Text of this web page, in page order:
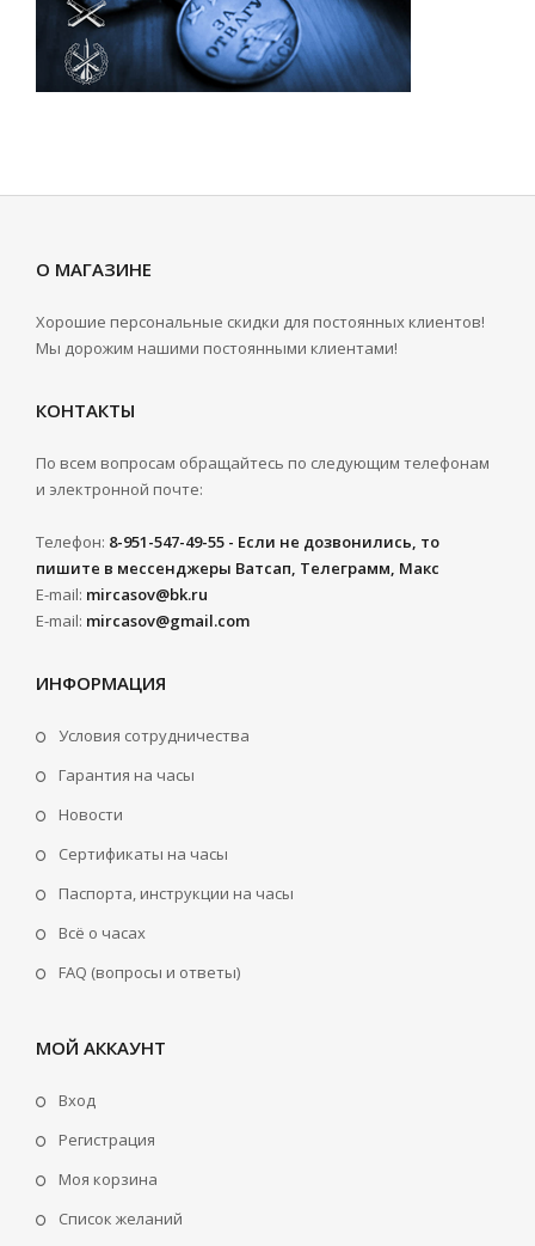
О МАГАЗИНЕ
Хорошие персональные скидки для постоянных клиентов!
Мы дорожим нашими постоянными клиентами!
КОНТАКТЫ
По всем вопросам обращайтесь по следующим телефонам
и электронной почте:
Телефон: 8-951-547-49-55 - Если не дозвонились, то
пишите в мессенджеры Ватсап, Телеграмм, Макс
E-mail: mircasov@bk.ru
E-mail: mircasov@gmail.com
ИНФОРМАЦИЯ
Условия сотрудничества
Гарантия на часы
Новости
Сертификаты на часы
Паспорта, инструкции на часы
Всё о часах
FAQ (вопросы и ответы)
МОЙ АККАУНТ
Вход
Регистрация
Моя корзина
Cписок желаний